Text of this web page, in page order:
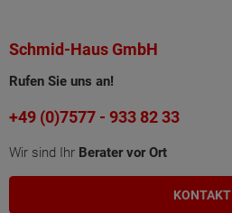
Schmid-Haus GmbH
Rufen Sie uns an!
+49 (0)7577 - 933 82 33
Wir sind Ihr Berater vor Ort
KONTAKT